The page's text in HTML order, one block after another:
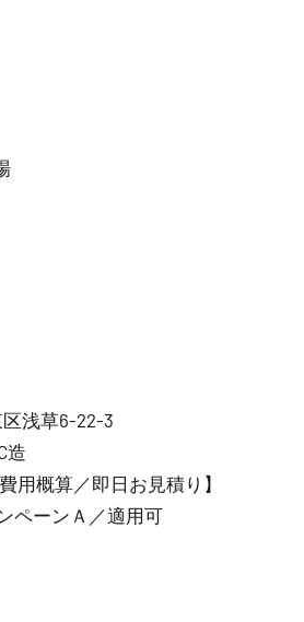
浅草6-22-3
造
用概算／即日お見積り】
ペーンＡ／適用可